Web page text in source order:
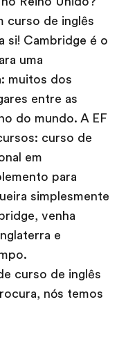
curso de inglês
si! Cambridge é o
uma
muitos dos
entre as
do mundo. A EF
curso de
em
para
simplesmente
venha
e
curso de inglês
nós temos